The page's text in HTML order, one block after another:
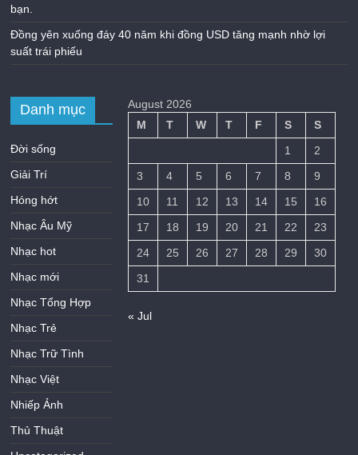
bạn.
Đồng yên xuống đáy 40 năm khi đồng USD tăng mạnh nhờ lợi
suất trái phiếu
Danh mục
Đời sống
Giải Trí
Hóng hớt
Nhạc Âu Mỹ
Nhạc hot
Nhạc mới
Nhạc Tổng Hợp
Nhạc Trẻ
Nhạc Trữ Tình
Nhạc Việt
Nhiếp Ảnh
Thủ Thuật
August 2026
M
T W T F S
S
1
2
3
4 5 6 7 8
9
10
11 12 13 14 15
16
17
18 19 20 21 22
23
24
25 26 27 28 29
30
31
« Jul